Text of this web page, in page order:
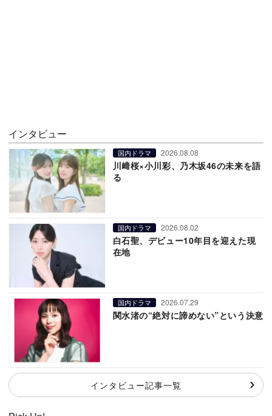
インタビュー
国内ドラマ 2026.08.08
川﨑桜×小川彩、乃木坂46の未来を語
る
国内ドラマ 2026.08.02
白石聖、デビュー10年目を迎えた現
在地
国内ドラマ 2026.07.29
関水渚の“絶対に諦めない”という決意
インタビュー記事一覧